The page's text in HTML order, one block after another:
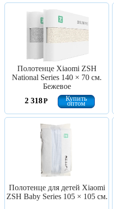
Полотенце Xiaomi ZSH
National Series 140 × 70 см.
Бежевое
2 318Р Купить
оптом
Полотенце для детей Xiaomi
ZSH Baby Series 105 × 105 см.